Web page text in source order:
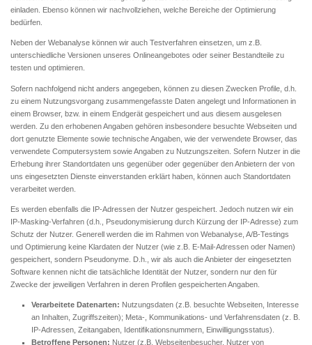
einladen. Ebenso können wir nachvollziehen, welche Bereiche der Optimierung
bedürfen.
Neben der Webanalyse können wir auch Testverfahren einsetzen, um z.B.
unterschiedliche Versionen unseres Onlineangebotes oder seiner Bestandteile zu
testen und optimieren.
Sofern nachfolgend nicht anders angegeben, können zu diesen Zwecken Profile, d.h.
zu einem Nutzungsvorgang zusammengefasste Daten angelegt und Informationen in
einem Browser, bzw. in einem Endgerät gespeichert und aus diesem ausgelesen
werden. Zu den erhobenen Angaben gehören insbesondere besuchte Webseiten und
dort genutzte Elemente sowie technische Angaben, wie der verwendete Browser, das
verwendete Computersystem sowie Angaben zu Nutzungszeiten. Sofern Nutzer in die
Erhebung ihrer Standortdaten uns gegenüber oder gegenüber den Anbietern der von
uns eingesetzten Dienste einverstanden erklärt haben, können auch Standortdaten
verarbeitet werden.
Es werden ebenfalls die IP-Adressen der Nutzer gespeichert. Jedoch nutzen wir ein
IP-Masking-Verfahren (d.h., Pseudonymisierung durch Kürzung der IP-Adresse) zum
Schutz der Nutzer. Generell werden die im Rahmen von Webanalyse, A/B-Testings
und Optimierung keine Klardaten der Nutzer (wie z.B. E-Mail-Adressen oder Namen)
gespeichert, sondern Pseudonyme. D.h., wir als auch die Anbieter der eingesetzten
Software kennen nicht die tatsächliche Identität der Nutzer, sondern nur den für
Zwecke der jeweiligen Verfahren in deren Profilen gespeicherten Angaben.
Verarbeitete Datenarten: Nutzungsdaten (z.B. besuchte Webseiten, Interesse
an Inhalten, Zugriffszeiten); Meta-, Kommunikations- und Verfahrensdaten (z. B.
IP-Adressen, Zeitangaben, Identifikationsnummern, Einwilligungsstatus).
Betroffene Personen: Nutzer (z.B. Webseitenbesucher, Nutzer von